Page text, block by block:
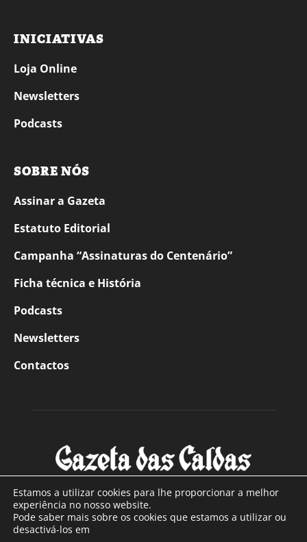
INICIATIVAS
Loja Online
Newsletters
Podcasts
SOBRE NÓS
Assinar a Gazeta
Estatuto Editorial
Campanha “Assinaturas do Centenário”
Ficha técnica e História
Podcasts
Newsletters
Contactos
SOBRE NÓS
Estamos a utilizar cookies para lhe proporcionar a melhor
experiência no nosso website.
Pode saber mais sobre os cookies que estamos a utilizar ou
desactivá-los em